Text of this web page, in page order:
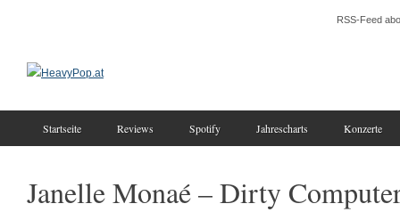
RSS-Feed
Startseite Reviews Spotify Jahrescharts Konzerte
Janelle Monaé – Dirty